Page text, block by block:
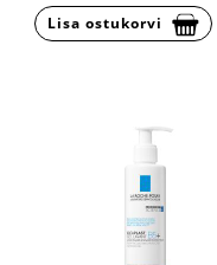
Lisa ostukorvi